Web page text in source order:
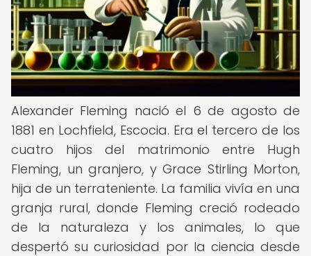
Alexander Fleming nació el 6 de agosto de
1881 en Lochfield, Escocia. Era el tercero de los
cuatro hijos del matrimonio entre Hugh
Fleming, un granjero, y Grace Stirling Morton,
hija de un terrateniente. La familia vivía en una
granja rural, donde Fleming creció rodeado
de la naturaleza y los animales, lo que
despertó su curiosidad por la ciencia desde